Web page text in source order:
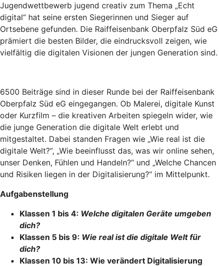
Jugendwettbewerb jugend creativ zum Thema „Echt
digital“ hat seine ersten Siegerinnen und Sieger auf
Ortsebene gefunden. Die Raiffeisenbank Oberpfalz Süd eG
prämiert die besten Bilder, die eindrucksvoll zeigen, wie
vielfältig die digitalen Visionen der jungen Generation sind.
6500 Beiträge sind in dieser Runde bei der Raiffeisenbank
Oberpfalz Süd eG eingegangen. Ob Malerei, digitale Kunst
oder Kurzfilm – die kreativen Arbeiten spiegeln wider, wie
die junge Generation die digitale Welt erlebt und
mitgestaltet. Dabei standen Fragen wie „Wie real ist die
digitale Welt?“, „Wie beeinflusst das, was wir online sehen,
unser Denken, Fühlen und Handeln?“ und „Welche Chancen
und Risiken liegen in der Digitalisierung?“ im Mittelpunkt.
Aufgabenstellung
Klassen 1 bis 4: Welche digitalen Geräte umgeben
dich?
Klassen 5 bis 9: Wie real ist die digitale Welt für
dich?
Klassen 10 bis 13: Wie verändert Digitalisierung